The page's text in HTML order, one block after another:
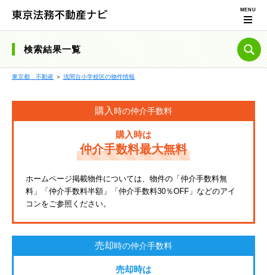
検索結果一覧
東京都 不動産 ＞ 浅間台小学校区の物件情報
購入時の仲介手数料
購入時は
仲介手数料最大無料
ホームページ掲載物件については、物件の「仲介手数料無
料」「仲介手数料半額」「仲介手数料30％OFF」などのアイ
コンをご参照ください。
売却時の仲介手数料
売却時は